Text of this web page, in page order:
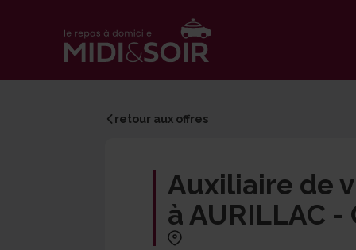
retour aux offres
Auxiliaire de
à AURILLAC -